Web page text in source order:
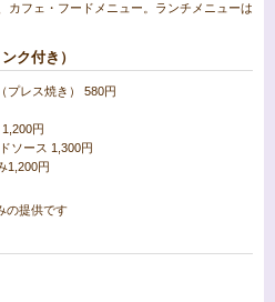
カフェ・フードメニュー。ランチメニューは
ク付き）
プレス焼き） 580円
円
ソース 1,300円
1,200円
の提供です